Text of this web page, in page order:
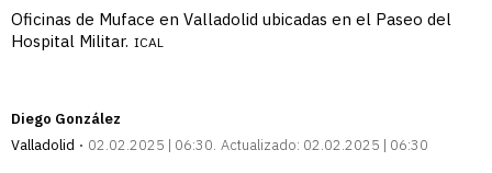
Oficinas de Muface en Valladolid ubicadas en el Paseo del
Hospital Militar. ICAL
Diego González
Valladolid
02.02.2025 | 06:30 Actualizado: 02.02.2025 | 06:30